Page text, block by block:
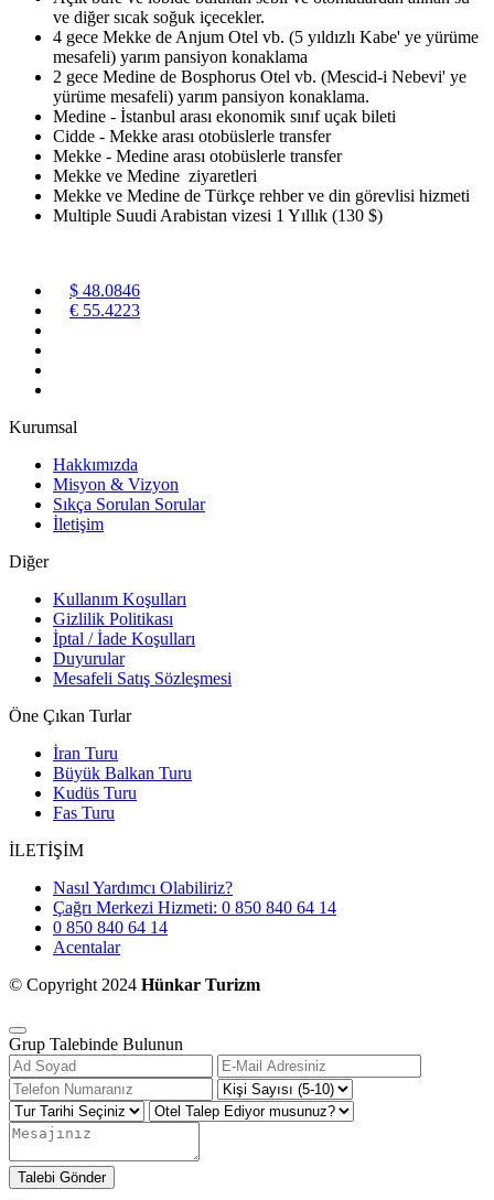
ve diğer sıcak soğuk içecekler.
4 gece Mekke de Anjum Otel vb. (5 yıldızlı Kabe' ye yürüme
mesafeli) yarım pansiyon konaklama
2 gece Medine de Bosphorus Otel vb. (Mescid-i Nebevi' ye
yürüme mesafeli) yarım pansiyon konaklama.
Medine - İstanbul arası ekonomik sınıf uçak bileti
Cidde - Mekke arası otobüslerle transfer
Mekke - Medine arası otobüslerle transfer
Mekke ve Medine ziyaretleri
Mekke ve Medine de Türkçe rehber ve din görevlisi hizmeti
Multiple Suudi Arabistan vizesi 1 Yıllık (130 $)
$ 48.0846
€ 55.4223
Kurumsal
Hakkımızda
Misyon & Vizyon
Sıkça Sorulan Sorular
İletişim
Diğer
Kullanım Koşulları
Gizlilik Politikası
İptal / İade Koşulları
Duyurular
Mesafeli Satış Sözleşmesi
Öne Çıkan Turlar
İran Turu
Büyük Balkan Turu
Kudüs Turu
Fas Turu
İLETİŞİM
Nasıl Yardımcı Olabiliriz?
Çağrı Merkezi Hizmeti: 0 850 840 64 14
0 850 840 64 14
Acentalar
© Copyright 2024 Hünkar Turizm
Grup Talebinde Bulunun
Talebi Gönder